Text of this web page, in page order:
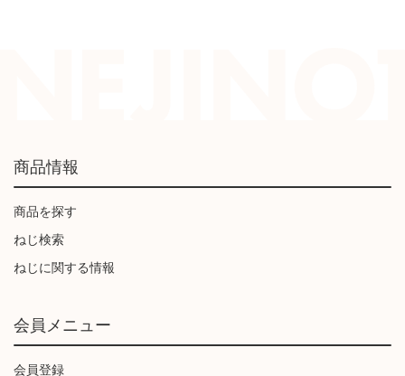
商品情報
商品を探す
ねじ検索
ねじに関する情報
会員メニュー
会員登録